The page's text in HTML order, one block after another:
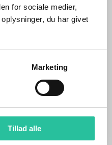
for sociale medier,
du har givet
Marketing
Tillad alle